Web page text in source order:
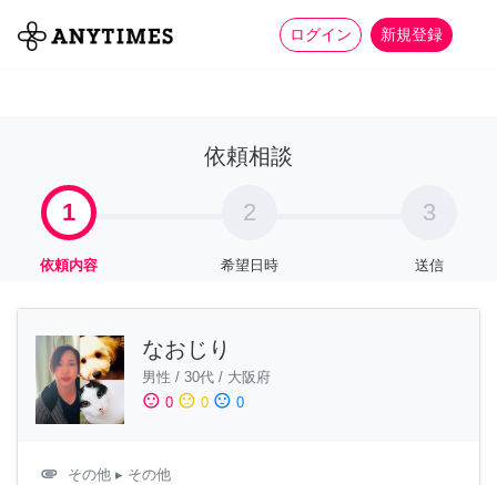
ログイン 新規登録
全て 家事 more_horiz
依頼相談
1
依頼内容
2
希望日時
3
送信
なおじり
男性 / 30代 / 大阪府
sentiment_satisfied 0 sentiment_neutral 0 sentiment_dissatisfied 0
attachment その他 ▸ その他